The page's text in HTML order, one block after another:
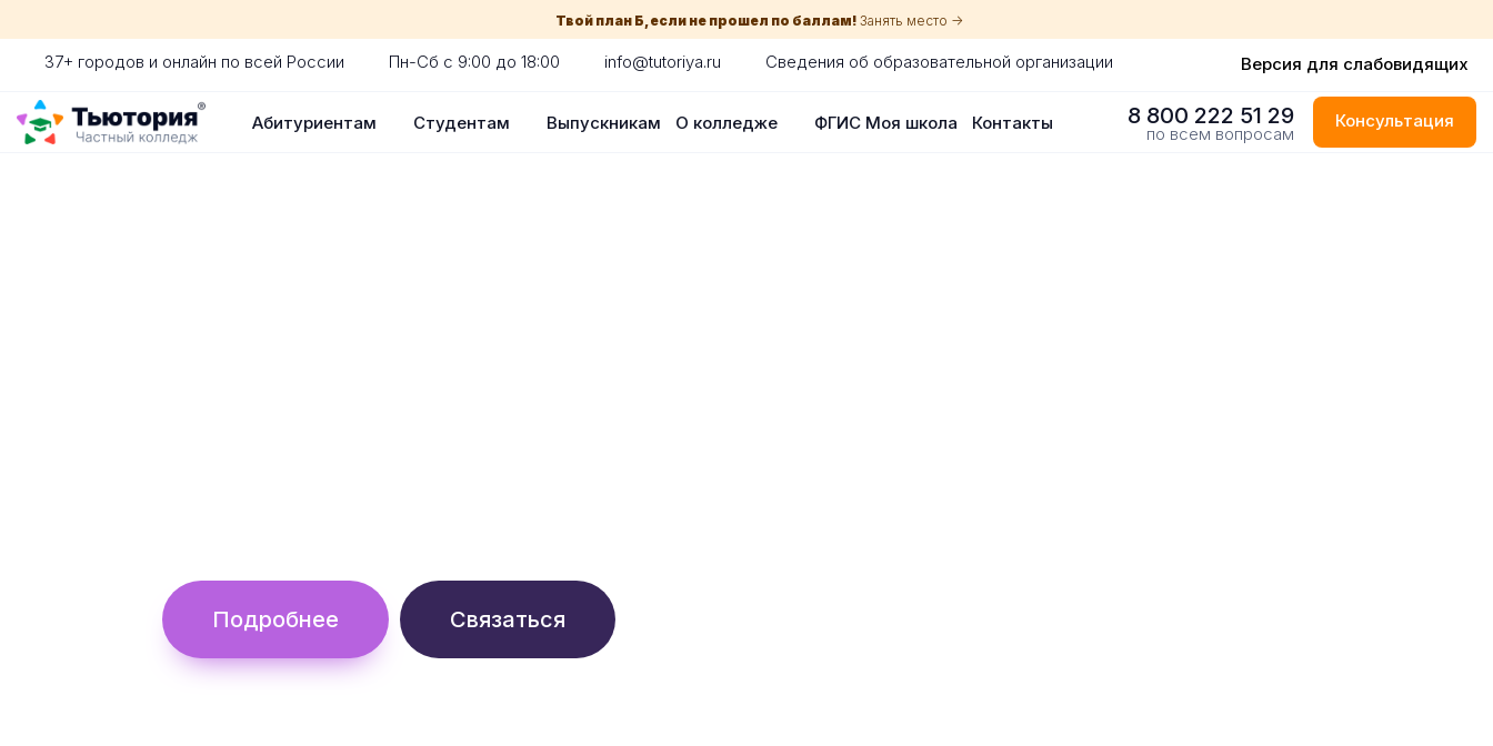
Твой план Б, если не прошел по баллам! Занять место ->
37+ городов и онлайн по всей России Пн-Сб с 9:00 до 18:00 info@tutoriya.ru Сведения об образовательной организации Версия для слабовидящих
Абитуриентам Студентам Выпускникам О колледже ФГИС Моя школа Контакты 8 800 222 51 29
по всем вопросам
Консультация
Подробнее Связаться